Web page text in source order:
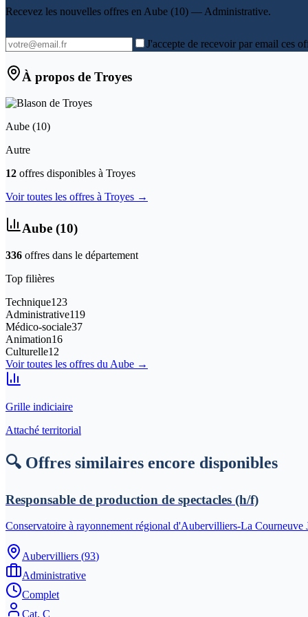
Recevez les nouvelles offres en Aube (10) — Administrative.
J'accepte de recevoir par email ces
À propos de Troyes
Aube (10)
Autre
12 offres disponibles à Troyes
Voir toutes les offres à Troyes →
Aube (10)
336 offres dans le département
Top filières
Technique123
Administrative119
Médico-sociale37
Animation16
Culturelle12
Voir toutes les offres du Aube →
Grille indiciaire
Attaché territorial
🔍 Offres similaires encore disponibles
Responsable de production de spectacles (h/f)
Conservatoire à rayonnement régional d'Aubervilliers-La Courneuve
Aubervilliers (93)
Administrative
Complet
Cat. C